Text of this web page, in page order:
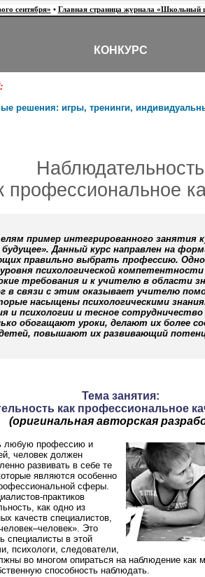
сентября» • Главная страница журнала «Школьный
КОНКУРС
решения: игры, тренинги,
Наблюдательность
профессиональное
пример интегрированного занятия
Данный курс направлен на
правильно выбрать профессию.
психологической
требования и к учителю в области
в связи с этим оказывает учителю
насыщены психологическими
и психологии и тесное
обогащают уроки, делают их более
повышают их развивающий
Тема занятия:
как профессиональное
(оригинальная авторская
любую профессию и
человек должен
развивать в себе те
являются особенно
сферы.
практиков
как одно из
качеств специалистов,
Это
специалисты в этой
психологи, следователи,
во многом опираться на наблюдение как
способность наблюдать.